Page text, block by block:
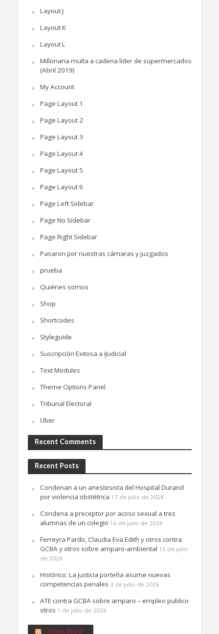
Layout J
Layout K
Layout L
Millonaria multa a cadena líder de supermercados
(Abril 2019)
My Account
Page Layout 1
Page Layout 2
Page Layout 3
Page Layout 4
Page Layout 5
Page Layout 6
Page Left Sidebar
Page No Sidebar
Page Right Sidebar
Pasaron por nuestras cámaras y juzgados
prueba
Quiénes somos
Shop
Shortcodes
Styleguide
Suscripción Exitosa a iJudicial
Text Modules
Theme Options Panel
Tribunal Electoral
Uber
Recent Comments
Recent Posts
Condenan a un anestesista del Hospital Durand
por violencia obstétrica 17 de julio de 2026
Condena a preceptor por acoso sexual a tres
alumnas de un colegio 16 de julio de 2026
Ferreyra Pardo, Claudia Eva Edith y otros contra
GCBA y otros sobre amparo-ambiental 15 de julio
de 2026
Histórico: La justicia porteña asume nuevas
competencias penales 3 de julio de 2026
ATE contra GCBA sobre amparo – empleo publico
otros 1 de julio de 2026
Meks Blog